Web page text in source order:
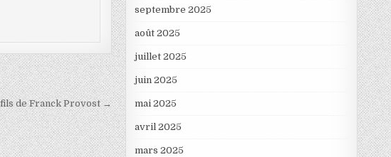
de Franck Provost →
septembre 2025
août 2025
juillet 2025
juin 2025
mai 2025
avril 2025
mars 2025